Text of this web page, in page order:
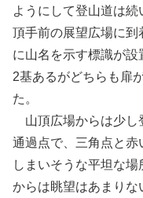
ようにして登山道は
頂手前の展望広場に到
に山名を示す標識が
2基あるがどちらも扉
た。
山頂広場からは少し
通過点で、三角点と赤
しまいそうな平坦な
からは眺望はあまりな